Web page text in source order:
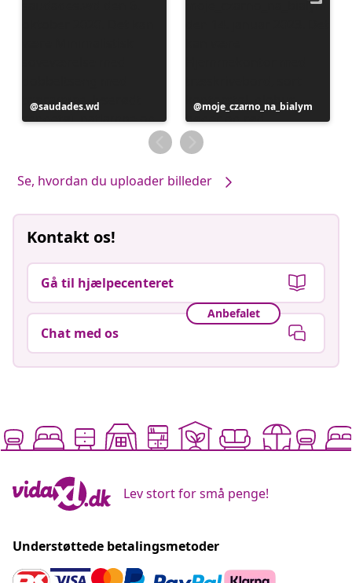
Opslag
offentliggjort
saudades.wd
Opslag
offentliggjort
af
moje_czarno_na_bialym
Se, hvordan du uploader billeder
Kontakt os!
Gå til hjælpecenteret
Anbefalet
Chat med os
Lev stort for små penge!
Understøttede betalingsmetoder